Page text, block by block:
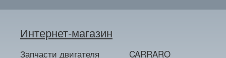
Интернет-магазин
Запчасти двигателя
CARRARO